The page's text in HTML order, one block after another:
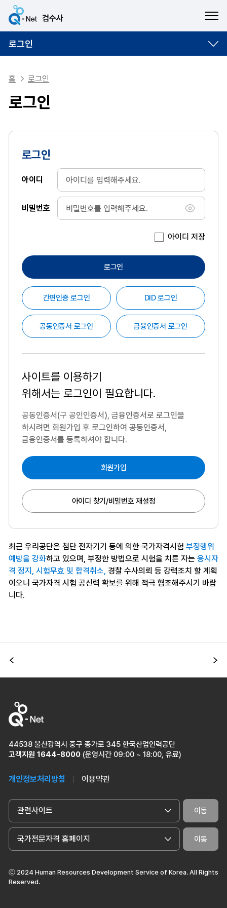
로그인
홈 로그인
로그인
로그인
아이디
비밀번호
비밀번호
아이디 저장
로그인
간편인증 로그인 DID 로그인
공동인증서 로그인 금융인증서 로그인
사이트를 이용하기
위해서는 로그인이 필요합니다.
공동인증서(구 공인인증서), 금융인증서로 로그인을
하시려면 회원가입 후 로그인하여 공동인증서,
금융인증서를 등록하셔야 합니다.
회원가입
아이디 찾기/비밀번호 재설정
최근 우리공단은 첨단 전자기기 등에 의한 국가자격시험 부정행위
예방을 강화하고 있으며, 부정한 방법으로 시험을 치른 자는 응시자
격 정지, 시험무효 및 합격취소, 경찰 수사의뢰 등 강력조치 할 계획
이오니 국가자격 시험 공신력 확보를 위해 적극 협조해주시기 바랍
니다.
이전
44538 울산광역시 중구 종가로 345 한국산업인력공단
고객지원 1644-8000 (운영시간 09:00 ~ 18:00, 유료)
개인정보처리방침 이용약관
관련사이트 이동
국가전문자격 홈페이지 이동
ⓒ 2024 Human Resources Development Service of Korea. All Rights
Reserved.